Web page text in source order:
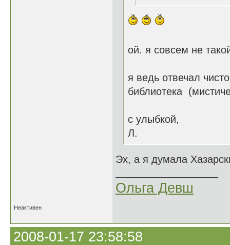
ой. я совсем не
я ведь отвечал
библиотека
с улыбкой,
Л.
Эх, а я думала
Ольга Девш
Неактивен
2008-01-17 23:58:58